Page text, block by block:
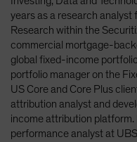
Other Asia-Pacific
Poland
Singapore
South Korea - 대한
Spain
years as a research
Research within the
commercial mortgage-
global fixed-income
portfolio manager on the
US Core and Core Plus
attribution analyst and
income attribution platform.
performance analyst at